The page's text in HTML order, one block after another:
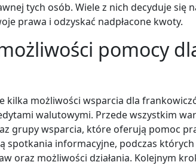
tych osób. Wiele z nich decyduje się
prawa i odzyskać nadpłacone kwoty.
pomocy
kilka możliwości wsparcia dla
walutowymi. Przede wszystkim
grupy wsparcia, które oferują pomoc
spotkania informacyjne, podczas
oraz możliwości działania. Kolejnym